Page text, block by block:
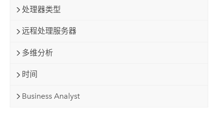
处理器类型
远程处理服务器
多维分析
时间
Business Analyst